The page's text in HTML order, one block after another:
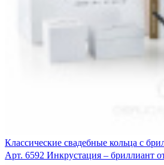
Классические свадебные кольца с
Арт. 6592 Инкрустация – бриллиант